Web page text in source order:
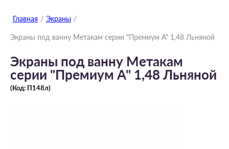
Главная / Экраны /
Экраны под ванну Метакам серии "Премиум А" 1,48 Льняной
Экраны под ванну Метакам
серии "Премиум А" 1,48 Льняной
(Код: П148л)